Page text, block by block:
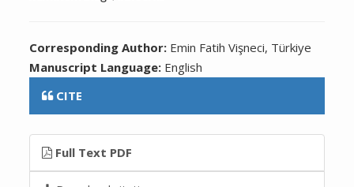
Corresponding Author: Emin Fatih Vişneci, Türkiye
Manuscript Language: English
CITE
Full Text PDF